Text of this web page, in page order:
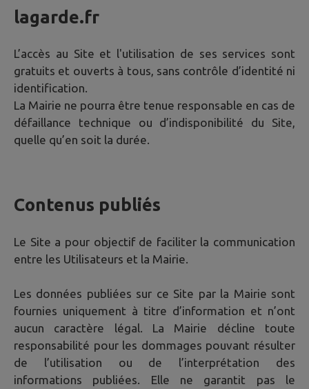
lagarde.fr
L’accès au Site et l'utilisation de ses services sont
gratuits et ouverts à tous, sans contrôle d’identité ni
identification.
La Mairie ne pourra être tenue responsable en cas de
défaillance technique ou d’indisponibilité du Site,
quelle qu’en soit la durée.
Contenus publiés
Le Site a pour objectif de faciliter la communication
entre les Utilisateurs et la Mairie.
Les données publiées sur ce Site par la Mairie sont
fournies uniquement à titre d’information et n’ont
aucun caractère légal. La Mairie décline toute
responsabilité pour les dommages pouvant résulter
de l’utilisation ou de l’interprétation des
informations publiées. Elle ne garantit pas le